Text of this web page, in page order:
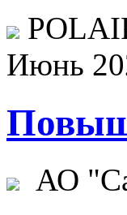
Июнь
АО